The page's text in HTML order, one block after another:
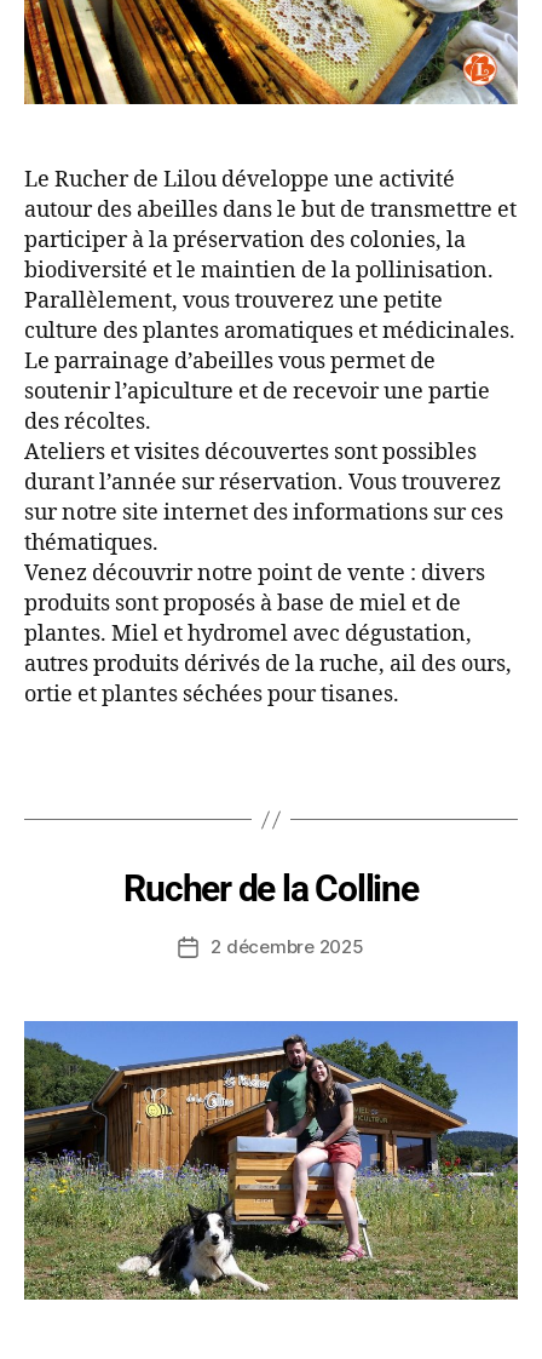
Le Rucher de Lilou développe une activité
autour des abeilles dans le but de transmettre et
participer à la préservation des colonies, la
biodiversité et le maintien de la pollinisation.
Parallèlement, vous trouverez une petite
culture des plantes aromatiques et médicinales.
Le parrainage d’abeilles vous permet de
soutenir l’apiculture et de recevoir une partie
des récoltes.
Ateliers et visites découvertes sont possibles
durant l’année sur réservation. Vous trouverez
sur notre site internet des informations sur ces
thématiques.
Venez découvrir notre point de vente : divers
produits sont proposés à base de miel et de
plantes. Miel et hydromel avec dégustation,
autres produits dérivés de la ruche, ail des ours,
ortie et plantes séchées pour tisanes.
Rucher de la Colline
2 décembre 2025